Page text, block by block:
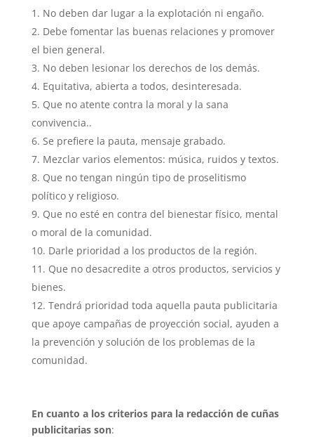
No deben dar lugar a la explotación ni engaño.
Debe fomentar las buenas relaciones y promover
el bien general.
No deben lesionar los derechos de los demás.
Equitativa, abierta a todos, desinteresada.
Que no atente contra la moral y la sana
convivencia..
Se prefiere la pauta, mensaje grabado.
Mezclar varios elementos: música, ruidos y textos.
Que no tengan ningún tipo de proselitismo
político y religioso.
Que no esté en contra del bienestar físico, mental
o moral de la comunidad.
Darle prioridad a los productos de la región.
Que no desacredite a otros productos, servicios y
bienes.
Tendrá prioridad toda aquella pauta publicitaria
que apoye campañas de proyección social, ayuden a
la prevención y solución de los problemas de la
comunidad.
En cuanto a los criterios para la redacción de cuñas
publicitarias son: